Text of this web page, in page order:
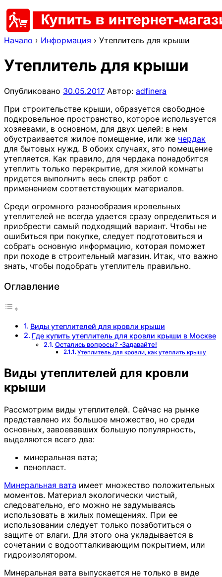
Начало › Информация › Утеплитель для крыши
Утеплитель для крыши
Опубликовано 30.05.2017 Автор: adfinera
При строительстве крыши, образуется свободное
подкровельное пространство, которое используется
хозяевами, в основном, для двух целей: в нем
обустраивается жилое помещение, или же чердак
для бытовых нужд. В обоих случаях, это помещение
утепляется. Как правило, для чердака понадобится
утеплить только перекрытие, для жилой комнаты
придется выполнить весь спектр работ с
применением соответствующих материалов.
Среди огромного разнообразия кровельных
утеплителей не всегда удается сразу определиться и
приобрести самый подходящий вариант. Чтобы не
ошибиться при покупке, следует подготовиться и
собрать основную информацию, которая поможет
при походе в строительный магазин. Итак, что важно
знать, чтобы подобрать утеплитель правильно.
Оглавление
Виды утеплителей для кровли крыши
Где купить утеплитель для кровли крыши в Москве
Остались вопросы? -Задавайте!
Утеплитель для кровли, как утеплить крышу
Виды утеплителей для кровли
крыши
Рассмотрим виды утеплителей. Сейчас на рынке
представлено их большое множество, но среди
основных, завоевавших большую популярность,
выделяются всего два:
минеральная вата;
пенопласт.
Минеральная вата имеет множество положительных
моментов. Материал экологически чистый,
следовательно, его можно не задумываясь
использовать в жилых помещениях. При ее
использовании следует только позаботиться о
защите от влаги. Для этого она укладывается в
сочетании с водоотталкивающим покрытием, или
гидроизолятором.
Минеральная вата выпускается не только в виде